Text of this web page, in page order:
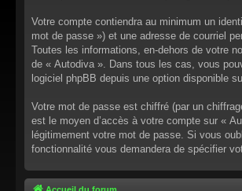
Votre compte contiendra au minimum un
mot de passe ») et une adresse de courriel
Toutes les informations, en-dehors de votre
de « Autodiva ». Dans tous les cas, vous
logiciel phpBB depuis une option disponible
Votre mot de passe est chiffré (par un
est le moyen d’accès à votre compte sur «
légitimement votre mot de passe. Si vous
fonctionnalité vous demandera de spécifier
Accueil du forum